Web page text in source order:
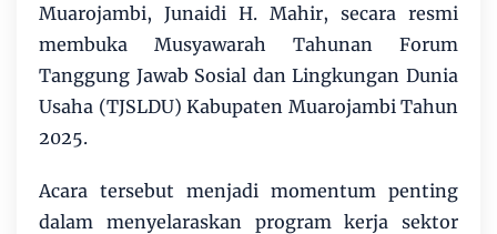
Muarojambi, Junaidi H. Mahir, secara resmi
membuka Musyawarah Tahunan Forum
Tanggung Jawab Sosial dan Lingkungan Dunia
Usaha (TJSLDU) Kabupaten Muarojambi Tahun
2025.
Acara tersebut menjadi momentum penting
dalam menyelaraskan program kerja sektor